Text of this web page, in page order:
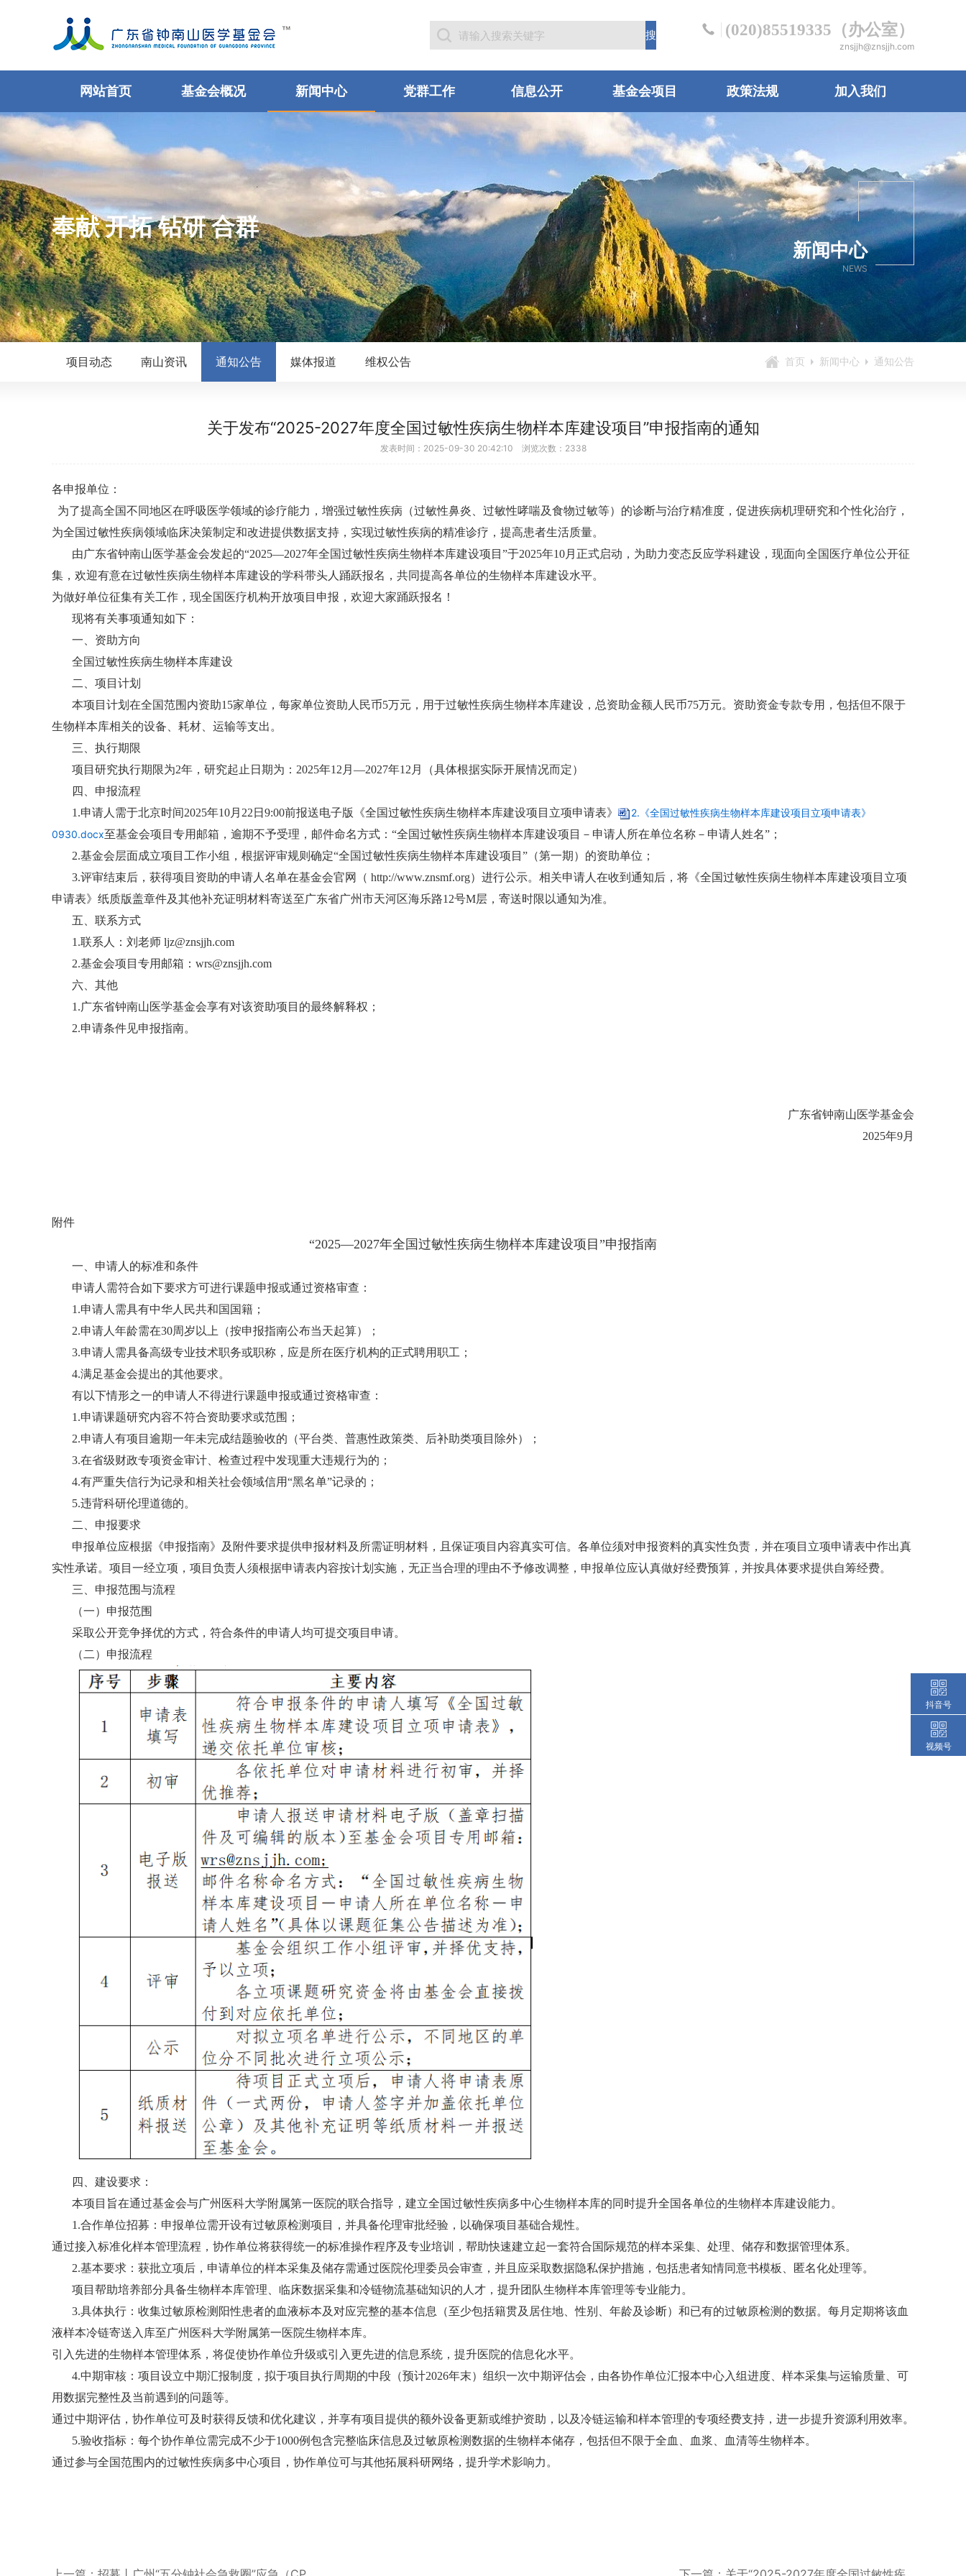
(020)85519335（办公室）
znsjjh@znsjjh.com
网站首页 基金会概况 新闻中心 党群工作 信息公开 基金会项目 政策法规 加入我们
奉献 开拓 钻研 合群
新闻中心
NEWS
项目动态 南山资讯 通知公告 媒体报道 维权公告 首页 新闻中心 通知公告
关于发布“2025-2027年度全国过敏性疾病生物样本库建设项目”申报指南的通知
发表时间：2025-09-30 20:42:10 浏览次数：2338
各申报单位：
为了提高全国不同地区在呼吸医学领域的诊疗能力，增强过敏性疾病（过敏性鼻炎、过敏性哮喘及食物过敏等）的诊断与治疗精准度，促进疾病机理研究和个性化治疗，
为全国过敏性疾病领域临床决策制定和改进提供数据支持，实现过敏性疾病的精准诊疗，提高患者生活质量。
由广东省钟南山医学基金会发起的“2025—2027年全国过敏性疾病生物样本库建设项目”于2025年10月正式启动，为助力变态反应学科建设，现面向全国医疗单位公开征
集，欢迎有意在过敏性疾病生物样本库建设的学科带头人踊跃报名，共同提高各单位的生物样本库建设水平。
为做好单位征集有关工作，现全国医疗机构开放项目申报，欢迎大家踊跃报名！
现将有关事项通知如下：
一、资助方向
全国过敏性疾病生物样本库建设
二、项目计划
本项目计划在全国范围内资助15家单位，每家单位资助人民币5万元，用于过敏性疾病生物样本库建设，总资助金额人民币75万元。资助资金专款专用，包括但不限于
生物样本库相关的设备、耗材、运输等支出。
三、执行期限
项目研究执行期限为2年，研究起止日期为：2025年12月—2027年12月（具体根据实际开展情况而定）
四、申报流程
1.申请人需于北京时间2025年10月22日9:00前报送电子版《全国过敏性疾病生物样本库建设项目立项申请表》
2.《全国过敏性疾病生物样本库建设项目立项申请表》
0930.docx至基金会项目专用邮箱，逾期不予受理，邮件命名方式：“全国过敏性疾病生物样本库建设项目－申请人所在单位名称－申请人姓名”；
2.基金会层面成立项目工作小组，根据评审规则确定“全国过敏性疾病生物样本库建设项目”（第一期）的资助单位；
3.评审结束后，获得项目资助的申请人名单在基金会官网（ http://www.znsmf.org）进行公示。相关申请人在收到通知后，将《全国过敏性疾病生物样本库建设项目立项
申请表》纸质版盖章件及其他补充证明材料寄送至广东省广州市天河区海乐路12号M层，寄送时限以通知为准。
五、联系方式
1.联系人：刘老师 ljz@znsjjh.com
2.基金会项目专用邮箱：wrs@znsjjh.com
六、其他
1.广东省钟南山医学基金会享有对该资助项目的最终解释权；
2.申请条件见申报指南。
广东省钟南山医学基金会
2025年9月
附件
“2025—2027年全国过敏性疾病生物样本库建设项目”申报指南
一、申请人的标准和条件
申请人需符合如下要求方可进行课题申报或通过资格审查：
1.申请人需具有中华人民共和国国籍；
2.申请人年龄需在30周岁以上（按申报指南公布当天起算）；
3.申请人需具备高级专业技术职务或职称，应是所在医疗机构的正式聘用职工；
4.满足基金会提出的其他要求。
有以下情形之一的申请人不得进行课题申报或通过资格审查：
1.申请课题研究内容不符合资助要求或范围；
2.申请人有项目逾期一年未完成结题验收的（平台类、普惠性政策类、后补助类项目除外）；
3.在省级财政专项资金审计、检查过程中发现重大违规行为的；
4.有严重失信行为记录和相关社会领域信用“黑名单”记录的；
5.违背科研伦理道德的。
二、申报要求
申报单位应根据《申报指南》及附件要求提供申报材料及所需证明材料，且保证项目内容真实可信。各单位须对申报资料的真实性负责，并在项目立项申请表中作出真
实性承诺。项目一经立项，项目负责人须根据申请表内容按计划实施，无正当合理的理由不予修改调整，申报单位应认真做好经费预算，并按具体要求提供自筹经费。
三、申报范围与流程
（一）申报范围
采取公开竞争择优的方式，符合条件的申请人均可提交项目申请。
（二）申报流程
四、建设要求：
本项目旨在通过基金会与广州医科大学附属第一医院的联合指导，建立全国过敏性疾病多中心生物样本库的同时提升全国各单位的生物样本库建设能力。
1.合作单位招募：申报单位需开设有过敏原检测项目，并具备伦理审批经验，以确保项目基础合规性。
通过接入标准化样本管理流程，协作单位将获得统一的标准操作程序及专业培训，帮助快速建立起一套符合国际规范的样本采集、处理、储存和数据管理体系。
2.基本要求：获批立项后，申请单位的样本采集及储存需通过医院伦理委员会审查，并且应采取数据隐私保护措施，包括患者知情同意书模板、匿名化处理等。
项目帮助培养部分具备生物样本库管理、临床数据采集和冷链物流基础知识的人才，提升团队生物样本库管理等专业能力。
3.具体执行：收集过敏原检测阳性患者的血液标本及对应完整的基本信息（至少包括籍贯及居住地、性别、年龄及诊断）和已有的过敏原检测的数据。每月定期将该血
液样本冷链寄送入库至广州医科大学附属第一医院生物样本库。
引入先进的生物样本管理体系，将促使协作单位升级或引入更先进的信息系统，提升医院的信息化水平。
4.中期审核：项目设立中期汇报制度，拟于项目执行周期的中段（预计2026年末）组织一次中期评估会，由各协作单位汇报本中心入组进度、样本采集与运输质量、可
用数据完整性及当前遇到的问题等。
通过中期评估，协作单位可及时获得反馈和优化建议，并享有项目提供的额外设备更新或维护资助，以及冷链运输和样本管理的专项经费支持，进一步提升资源利用效率。
5.验收指标：每个协作单位需完成不少于1000例包含完整临床信息及过敏原检测数据的生物样本储存，包括但不限于全血、血浆、血清等生物样本。
通过参与全国范围内的过敏性疾病多中心项目，协作单位可与其他拓展科研网络，提升学术影响力。
抖音号
视频号